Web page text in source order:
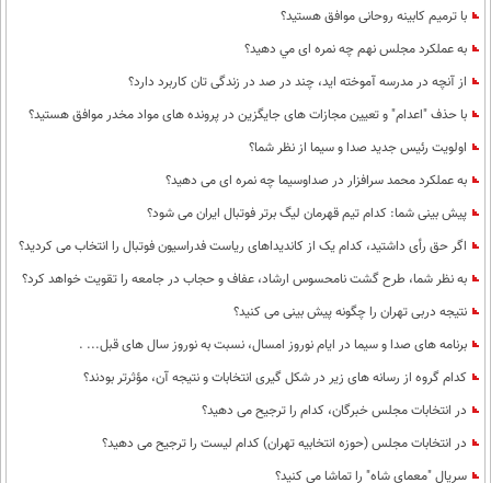
با ترمیم کابینه روحانی موافق هستید؟
به عملكرد مجلس نهم چه نمره ای مي دهيد؟
از آنچه در مدرسه آموخته اید، چند در صد در زندگی تان کاربرد دارد؟
با حذف "اعدام" و تعیین مجازات های جایگزین در پرونده های مواد مخدر موافق هستید؟
اولویت رئیس جدید صدا و سیما از نظر شما؟
به عملکرد محمد سرافزار در صداوسیما چه نمره ای می دهید؟
پیش بینی شما: کدام تیم قهرمان لیگ برتر فوتبال ایران می شود؟
اگر حق رأی داشتید، کدام یک از کاندیداهای ریاست فدراسیون فوتبال را انتخاب می کردید؟
به نظر شما، طرح گشت نامحسوس ارشاد، عفاف و حجاب در جامعه را تقویت خواهد کرد؟
نتیجه دربی تهران را چگونه پیش بینی می کنید؟
برنامه های صدا و سیما در ایام نوروز امسال، نسبت به نوروز سال های قبل... .
کدام گروه از رسانه های زیر در شکل گیری انتخابات و نتیجه آن، مؤثرتر بودند؟
در انتخابات مجلس خبرگان، کدام را ترجیح می دهید؟
در انتخابات مجلس (حوزه انتخابیه تهران) کدام لیست را ترجیح می دهید؟
سریال "معمای شاه" را تماشا می کنید؟